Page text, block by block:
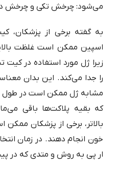
می‌شود: چرخش تکی و چرخش
اسپین ممکن است غلظت
زیرا ژل مورد استفاده در
را جدا می‌کند. این بدان
مشابه ژل ممکن است در طول
که بقیه پلاکت‌ها باقی
بالاتر، برخی از پزشکان
خون انجام دهند. در زمان
ار پی به روش و متدی که در